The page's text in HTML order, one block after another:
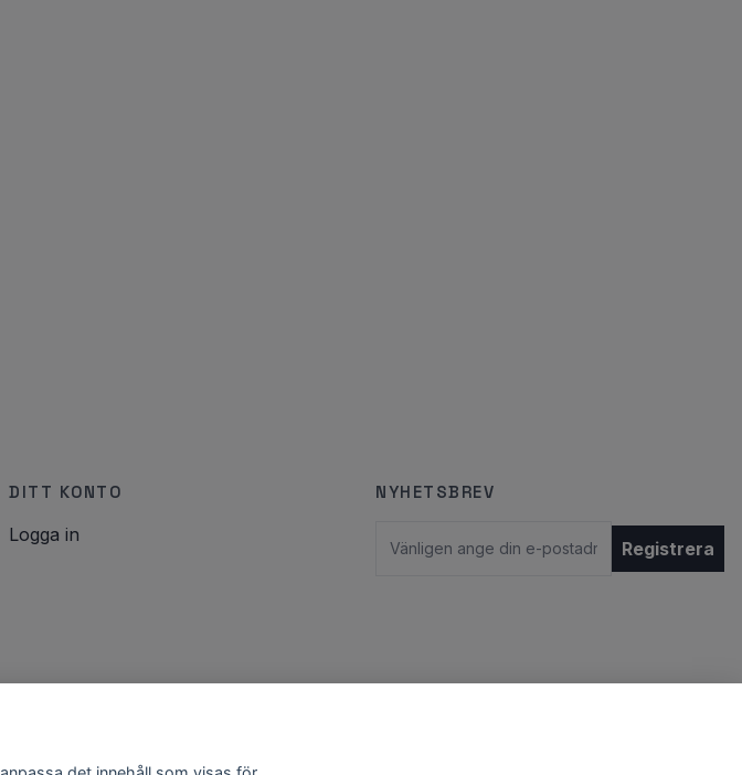
DITT KONTO
Logga in
NYHETSBREV
Registrera